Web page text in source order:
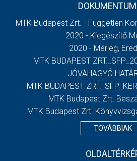
MTK Budapest Zrt. - Független
2020 - Kiegészítő
2020 - Mérleg,
MTK BUDAPEST
JÓVÁHAGYÓ
MTK BUDAPEST
MTK Budapest Zrt.
MTK Budapest Zrt.
TOVÁBBIAK